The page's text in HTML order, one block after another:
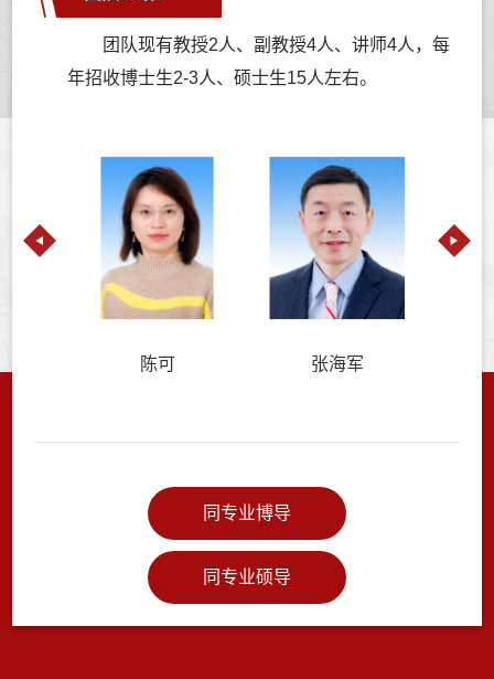
团队现有教授2人、副教授4人、讲师4人，每
年招收博士生2-3人、硕士生15人左右。
陈可 张海军
同专业博导
同专业硕导